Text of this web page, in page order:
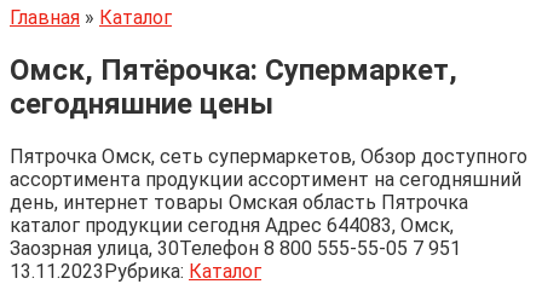
Главная » Каталог
Омск, Пятёрочка: Супермаркет,
сегодняшние цены
Пятрочка Омск, сеть супермаркетов, Обзор доступного
ассортимента продукции ассортимент на сегодняшний
день, интернет товары Омская область Пятрочка
каталог продукции сегодня Адрес 644083, Омск,
Заозрная улица, 30Телефон 8 800 555-55-05 7 951
13.11.2023Рубрика: Каталог